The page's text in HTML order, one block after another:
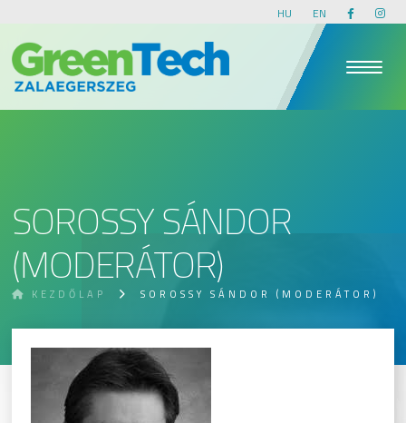
HU EN
SOROSSY SÁNDOR
(MODERÁTOR)
KEZDŐLAP SOROSSY SÁNDOR (MODERÁTOR)